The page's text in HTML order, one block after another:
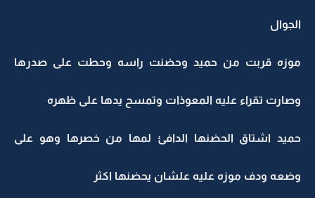
الجوال
موزه قربت من حميد وحضنت راسه وحطت على صدرها
وصارت تقراء عليه المعوذات وتمسح يدها على ظهره
حميد اشتاق الحضنها الدافئ لمها من خصرها وهو على
وضعه ودف موزه عليه علشان يحضنها اكثر